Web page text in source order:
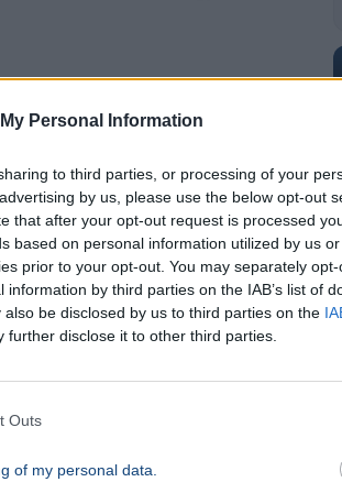
Personal Information
to third parties, or processing of your
by us, please use the below opt-out
that after your opt-out request is processed
based on personal information utilized by us
prior to your opt-out. You may separately
by third parties on the IAB’s list of
be disclosed by us to third parties on the
further disclose it to other third parties.
Outs
of my personal data.
erre a radikális és
is elismeri, hogy
az olimpiai kvóta
fegyelmezett
egyértelmű üzenetet
állnak, amíg csak